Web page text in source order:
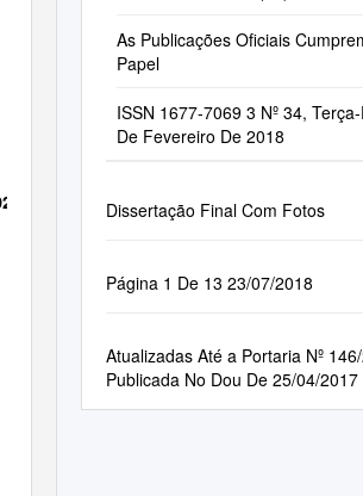
As Publicações Oficiais
Papel
ISSN 1677-7069 3 Nº 34,
De Fevereiro De 2018
Dissertação Final Com Fotos
Página 1 De 13 23/07/2018
Atualizadas Até a Portaria Nº
Publicada No Dou De 25/04/2017